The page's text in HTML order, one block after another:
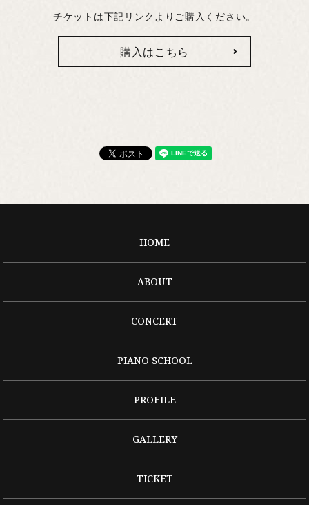
チケットは下記リンクよりご購入ください。
購入はこちら
HOME
ABOUT
CONCERT
PIANO SCHOOL
PROFILE
GALLERY
TICKET